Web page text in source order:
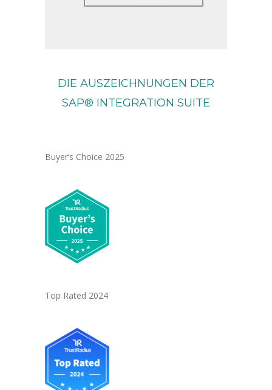
DIE AUSZEICHNUNGEN DER
SAP® INTEGRATION SUITE
Buyer’s Choice 2025
Top Rated 2024